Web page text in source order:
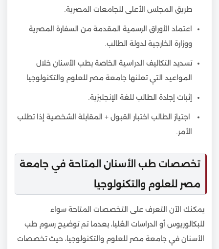
طريق المجلس الأعلى للجامعات المصرية.
اعتماد الأوراق الرسمية المقدمة من السفارة المصرية
ووزارة الخارجية لدولة الطالب.
تسديد التكاليف الدراسية الخاصة بطب الأسنان خلال
المواعيد التي تعلنها جامعة مصر للعلوم والتكنولوجيا.
إثبات إجادة الطالب للغة الإنجليزية.
اجتياز الطالب اختبار القبول + المقابلة الشخصية إذا تطلب
الأمر.
تخصصات طب الأسنان المتاحة في جامعة
مصر للعلوم والتكنولوجيا
يمكنك الآن التعرف على التخصصات المتاحة سواء
للبكالوريوس أو الدراسات العُليا، بعدما تم توضيح رسوم طب
الأسنان في جامعة مصر للعلوم والتكنولوجيا، حيث تخصصات